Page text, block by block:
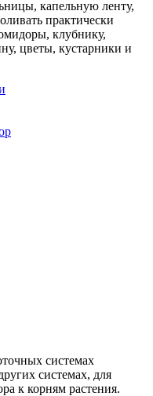
капельную ленту,
практически
клубнику,
цветы, кустарники и
системах
системах, для
к корням растения.